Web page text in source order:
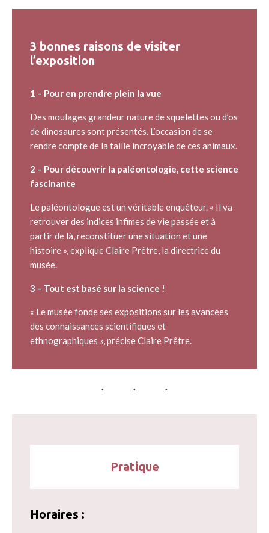
3 bonnes raisons de visiter
l’exposition
1 – Pour en prendre plein la vue
Des moulages grandeur nature de squelettes ou d’os
de dinosaures sont présentés. L’occasion de se
rendre compte de la taille incroyable de ces animaux.
2 – Pour découvrir la paléontologie, cette science
fascinante
Le paléontologue est un véritable enquêteur. « Il va
retrouver des indices infimes de vie passée et à
partir de là, reconstituer une situation et une
histoire », explique Claire Prêtre, la directrice du
musée.
3 – Tout est basé sur la science !
« Le musée fonde ses expositions sur les avancées
des connaissances scientifiques et
ethnographiques », précise Claire Prêtre.
Pratique
Horaires :